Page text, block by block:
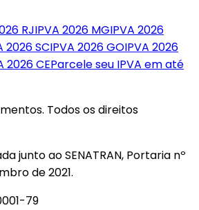
RJIPVA 2026 MGIPVA 2026
2026SCIPVA 2026GOIPVA 2026
2026CEParcele seu IPVA em até
Todos os direitos
junto ao SENATRAN, Portaria nº
de 2021.
79